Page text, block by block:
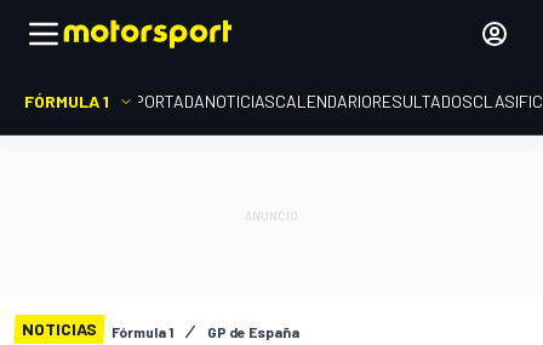
FÓRMULA 1 PORTADANOTICIASCALENDARIORESULTADOS
NOTICIAS Fórmula 1 GP de España